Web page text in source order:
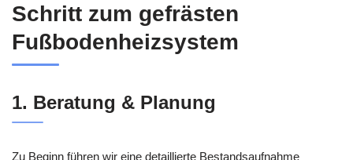
Schritt zum gefrästen
Fußbodenheizsystem
1. Beratung & Planung
Zu Beginn führen wir eine detaillierte Bestandsaufnahme